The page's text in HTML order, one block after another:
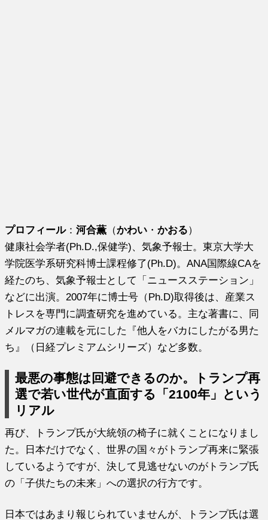
プロフィール：河合薫 （かわい ・かおる）
健康社会学者(Ph.D.,保健学)、気象予報士。東京大学大
学院医学系研究科博士課程修了(Ph.D)。ANA国際線CAを
経たのち、気象予報士として「ニュースステーション」
などに出演。2007年に博士号（Ph.D)取得後は、産業ス
トレスを専門に調査研究を進めている。主な著書に、同
メルマガの連載を元にした『他人をバカにしたがる男た
ち』（日経プレミアムシリーズ）など多数。
最悪の事態は回避できるのか。トランプ再
選で若い世代が直面する「2100年」という
リアル
再び、トランプ氏が大統領の椅子に就くことになりまし
た。日本だけでなく、世界の国々がトランプ再来に緊張
しているようですが、決して見逃せないのがトランプ氏
の「子供たちの未来」への選択の行方です。
日本ではあまり報じられていませんが、トランプ氏は選